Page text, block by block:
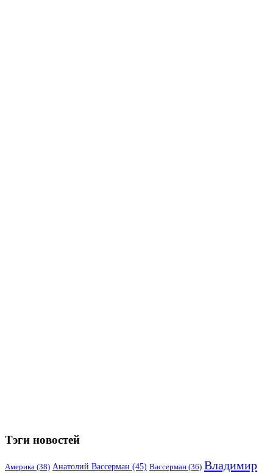
Тэги новостей
Америка (38) Анатолий Вассерман (45) Вассерман (36) Владимир